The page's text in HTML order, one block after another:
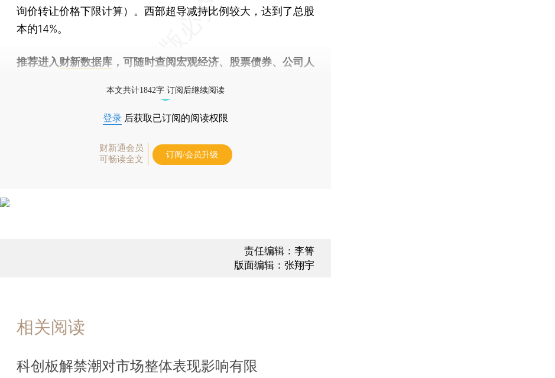
询价转让价格下限计算）。西部超导减持比例较大，达到了总股
本的14%。
推荐进入财新数据库 ，可随时查阅宏观经济、股票债券、公司人
本文共计1842字 订阅后继续阅读
登录 后获取已订阅的阅读权限
财新通会员
可畅读全文
订阅/会员升级
责任编辑：李箐
版面编辑：张翔宇
相关阅读
科创板解禁潮对市场整体表现影响有限